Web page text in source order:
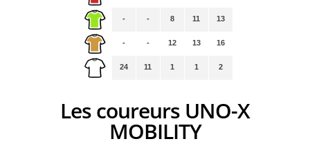
-
-
24
-
-
11
8
12
1
11
13
1
13
16
2
Les coureurs UNO-X
MOBILITY